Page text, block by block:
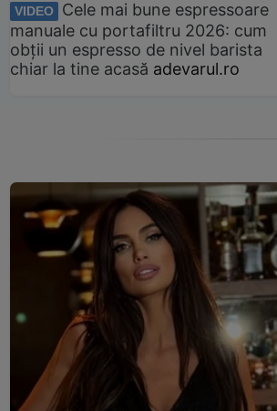
VIDEO
Cele mai bune espressoare
manuale cu portafiltru 2026: cum
obții un espresso de nivel barista
chiar la tine acasă adevarul.ro